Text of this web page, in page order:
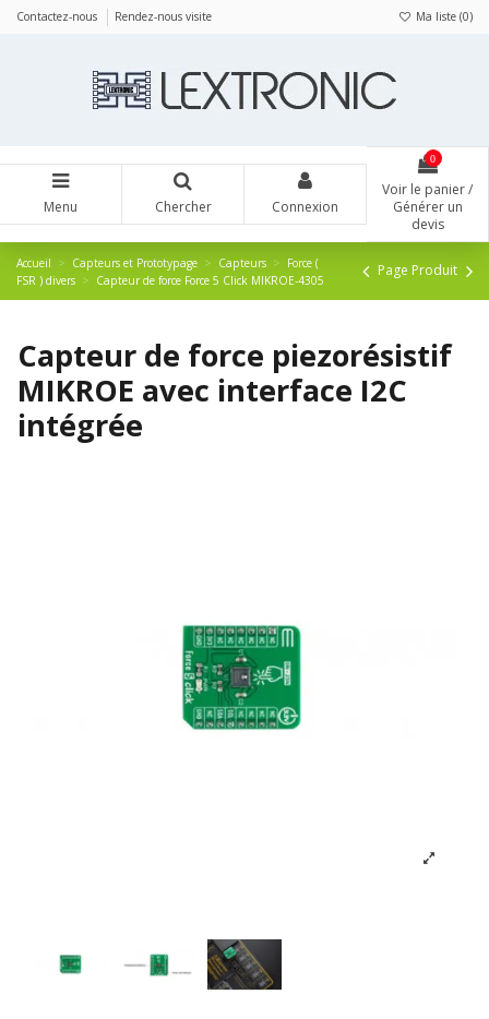
Contactez-nous Rendez-nous visite Ma liste (0)
Menu Chercher Connexion
0
Voir le panier /
Générer un
devis
Accueil Capteurs et Prototypage Capteurs
Force (
FSR ) divers
Capteur de force Force 5 Click MIKROE-4305
Page Produit
Capteur de force piezorésistif
MIKROE avec interface I2C
intégrée
Panneau de gestion des cookies